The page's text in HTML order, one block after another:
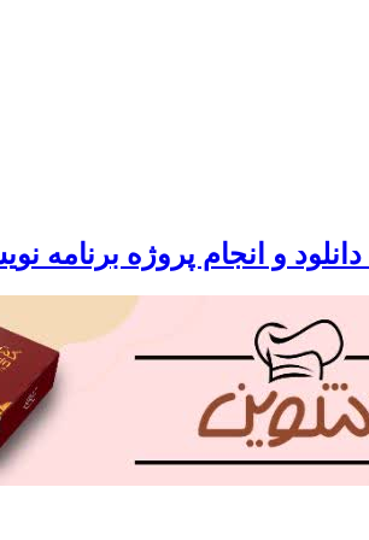
و انجام پروژه برنامه